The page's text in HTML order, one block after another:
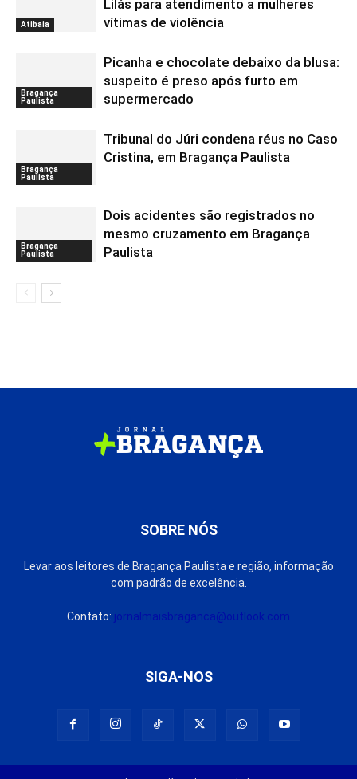
Atibaia
Lilás para atendimento a mulheres
vítimas de violência
Bragança
Paulista
Picanha e chocolate debaixo da blusa:
suspeito é preso após furto em
supermercado
Bragança
Paulista
Tribunal do Júri condena réus no Caso
Cristina, em Bragança Paulista
Bragança
Paulista
Dois acidentes são registrados no
mesmo cruzamento em Bragança
Paulista
SOBRE NÓS
Levar aos leitores de Bragança Paulista e região, informação
com padrão de excelência.
Contato: jornalmaisbraganca@outlook.com
SIGA-NOS